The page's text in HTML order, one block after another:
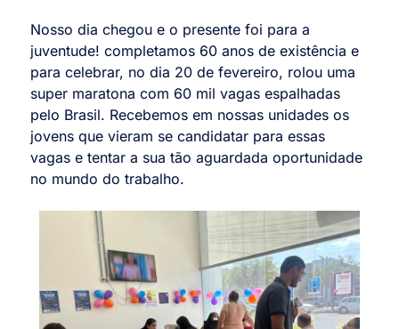
Nosso dia chegou e o presente foi para a
juventude! completamos 60 anos de existência e
para celebrar, no dia 20 de fevereiro, rolou uma
super maratona com 60 mil vagas espalhadas
pelo Brasil. Recebemos em nossas unidades os
jovens que vieram se candidatar para essas
vagas e tentar a sua tão aguardada oportunidade
no mundo do trabalho.